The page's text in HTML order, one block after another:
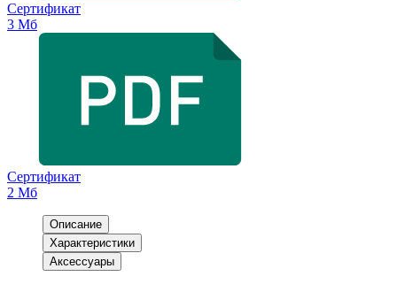
Сертификат
3 Мб
Сертификат
2 Мб
Описание
Характеристики
Аксессуары